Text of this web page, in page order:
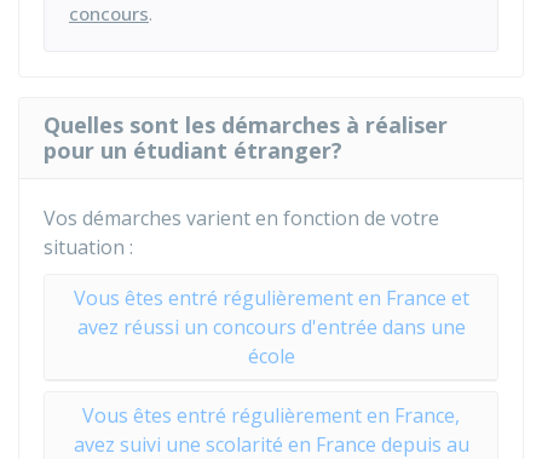
concours.
Quelles sont les démarches à réaliser
pour un étudiant étranger?
Vos démarches varient en fonction de votre
situation :
Vous êtes entré régulièrement en France et
avez réussi un concours d'entrée dans une
école
Vous êtes entré régulièrement en France,
avez suivi une scolarité en France depuis au